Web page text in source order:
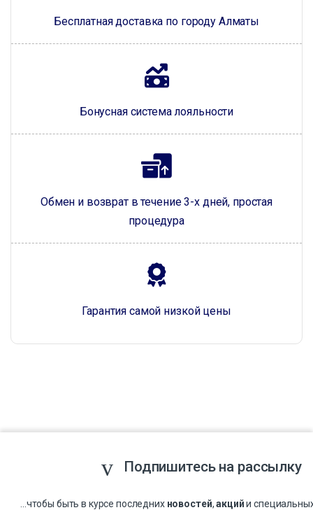
Бесплатная доставка по городу Алматы
Бонусная система лояльности
Обмен и возврат в течение 3-х дней, простая
процедура
Гарантия самой низкой цены
Подпишитесь на рассылку
...чтобы быть в курсе последних новостей,акцийи